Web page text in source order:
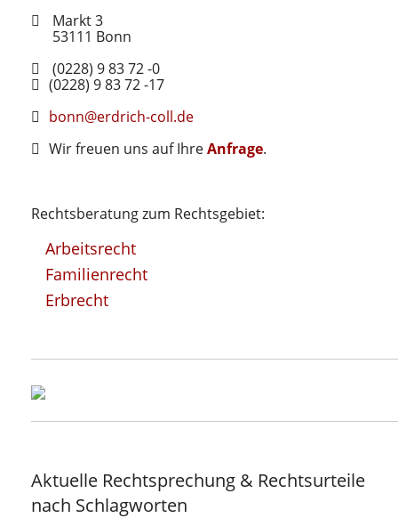
Markt 3
53111 Bonn
(0228) 9 83 72 -0
(0228) 9 83 72 -17
bonn@erdrich-coll.de
Wir freuen uns auf IhreAnfrage.
Rechtsberatung zum Rechtsgebiet:
Arbeitsrecht
Familienrecht
Erbrecht
Aktuelle Rechtsprechung & Rechtsurteile
nach Schlagworten